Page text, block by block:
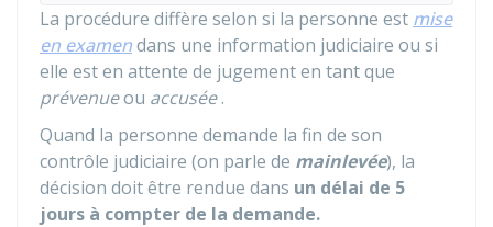
La procédure diffère selon si la personne est mise
en examendans une information judiciaire ou si
elle est en attente de jugement en tant que
prévenueou accusée.
Quand la personne demande la fin de son
contrôle judiciaire (on parle de mainlevée), la
décision doit être rendue dans un délai de 5
jours à compter de la demande.